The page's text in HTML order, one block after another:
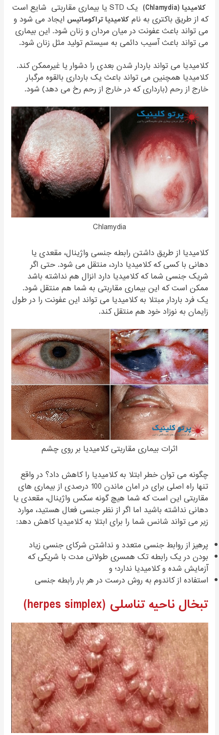
کلامیدیا (Chlamydia)
یک STD یا بیماری مقاربتی شایع است
که از طریق باکتری به نامکلامیدیا تراکوماتیس ایجاد می شود و
می تواند باعث عفونت در میان مردان و زنان شود. این بیماری
می تواند باعث آسیب دائمی به سیستم تولید مثل زنان شود.
کلامیدیا می تواند باردار شدن بعدی را دشوار یا غیرممکن کند.
کلامیدیا همچنین می تواند باعث یک بارداری بالقوه مرگبار
خارج از رحم (بارداری که در خارج از رحم رخ می دهد) شود.
Chlamydia
کلامیدیا از طریق داشتن رابطه جنسی واژینال، مقعدی یا
دهانی با کسی که کلامیدیا دارد، منتقل می شود. حتی اگر
شریک جنسی شما که کلامیدیا دارد انزال هم نداشته باشد
ممکن است که این بیماری مقاربتی به شما هم منتقل شود.
یک فرد باردار مبتلا به کلامیدیا می تواند این عفونت را در طول
زایمان به نوزاد خود هم منتقل کند.
اثرات بیماری مقاربتی کلامیدیا بر روی چشم
چگونه می توان خطر ابتلا به کلامیدیا را کاهش داد؟ در واقع
تنها راه اصلی برای در امان ماندن 100 درصدی از بیماری های
مقاربتی این است که شما هیچ گونه سکس واژینال، مقعدی یا
دهانی نداشته باشید اما اگر از نظر جنسی فعال هستید، موارد
زیر می تواند شانس شما را برای ابتلا به کلامیدیا کاهش دهد:
پرهیز از روابط جنسی متعدد و نداشتن شرکای جنسی زیاد
بودن در یک رابطه تک همسری طولانی مدت با شریکی که
آزمایش شده و کلامیدیا ندارد؛ و
استفاده از کاندوم به روش درست در هر بار رابطه جنسی
تبخال ناحیه تناسلی (herpes simplex)